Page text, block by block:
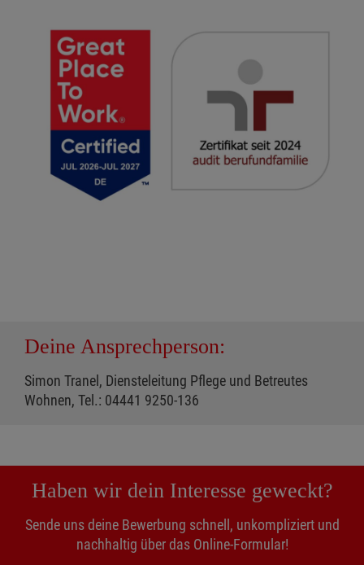
Deine Ansprechperson:
Simon Tranel, Diensteleitung Pflege und Betreutes
Wohnen, Tel.: 04441 9250-136
Haben wir dein Interesse geweckt?
Sende uns deine Bewerbung schnell, unkompliziert und
nachhaltig über das Online-Formular!